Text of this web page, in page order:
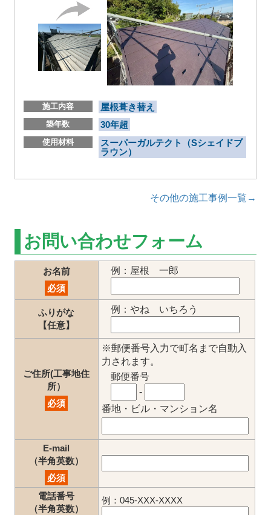
施工内容 屋根葺き替え
築年数 30年超
使用材料
スーパーガルテクト（Sシェイドブ
ラウン）
その他の施工事例一覧→
お問い合わせフォーム
お名前
必須
例：屋根 一郎
ふりがな
【任意】
例：やね いちろう
ご住所(工事地住
所）
必須
※郵便番号入力で町名まで自動入
力されます。
郵便番号
-
番地・ビル・マンション名
E-mail
（半角英数）
必須
電話番号
（半角英数）
例：045-XXX-XXXX